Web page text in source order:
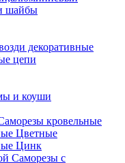
шайбы
декоративные
цепи
и коуши
кровельные
Цветные
Цинк
Саморезы с